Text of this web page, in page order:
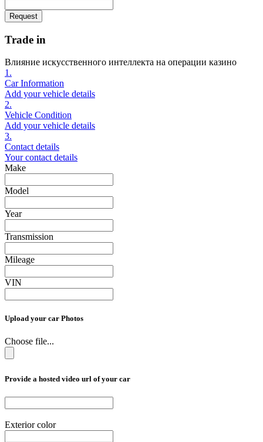
Request
Trade in
Влияние искусственного интеллекта на операции казино
1.
Car Information
Add your vehicle details
2.
Vehicle Condition
Add your vehicle details
3.
Contact details
Your contact details
Make
Model
Year
Transmission
Mileage
VIN
Upload your car Photos
Choose file...
Provide a hosted video url of your car
Exterior color